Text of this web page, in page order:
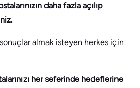
daha fazla açılıp
almak isteyen herkes için
her seferinde hedeflerine